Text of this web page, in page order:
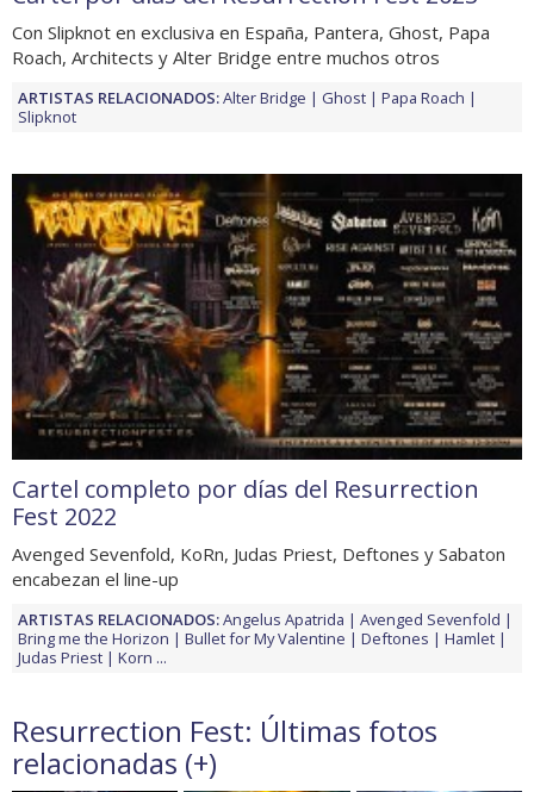
Con Slipknot en exclusiva en España, Pantera, Ghost, Papa
Roach, Architects y Alter Bridge entre muchos otros
ARTISTAS RELACIONADOS:Alter Bridge Ghost
Papa Roach
Slipknot
Cartel completo por días del Resurrection
Fest 2022
Avenged Sevenfold, KoRn, Judas Priest, Deftones y Sabaton
encabezan el line-up
ARTISTAS RELACIONADOS:Angelus Apatrida
Avenged Sevenfold
Bring me the Horizon
Bullet for My Valentine Deftones
Hamlet
Judas Priest
Korn ...
Resurrection Fest: Últimas fotos
relacionadas (+)